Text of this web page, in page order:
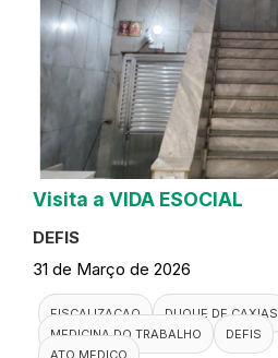
Visita a VIDA ESOCIAL
DEFIS
31 de Março de 2026
FISCALIZACAO
DUQUE DE CAXIAS
MEDICINA DO TRABALHO
DEFIS